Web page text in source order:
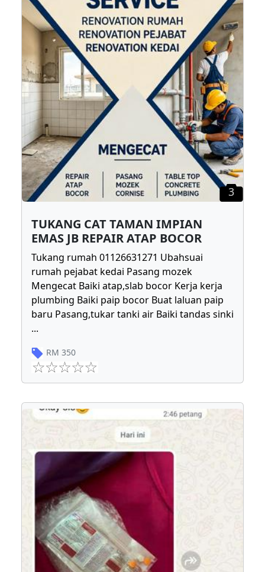
3
TUKANG CAT TAMAN IMPIAN
EMAS JB REPAIR ATAP BOCOR
Tukang rumah 01126631271 Ubahsuai
rumah pejabat kedai Pasang mozek
Mengecat Baiki atap,slab bocor Kerja kerja
plumbing Baiki paip bocor Buat laluan paip
baru Pasang,tukar tanki air Baiki tandas sinki
...
RM 350